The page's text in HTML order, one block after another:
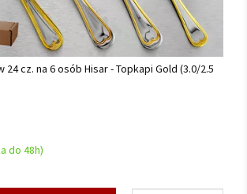
cz. na 6 osób Hisar - Topkapi Gold (3.0/2.5
do 48h)